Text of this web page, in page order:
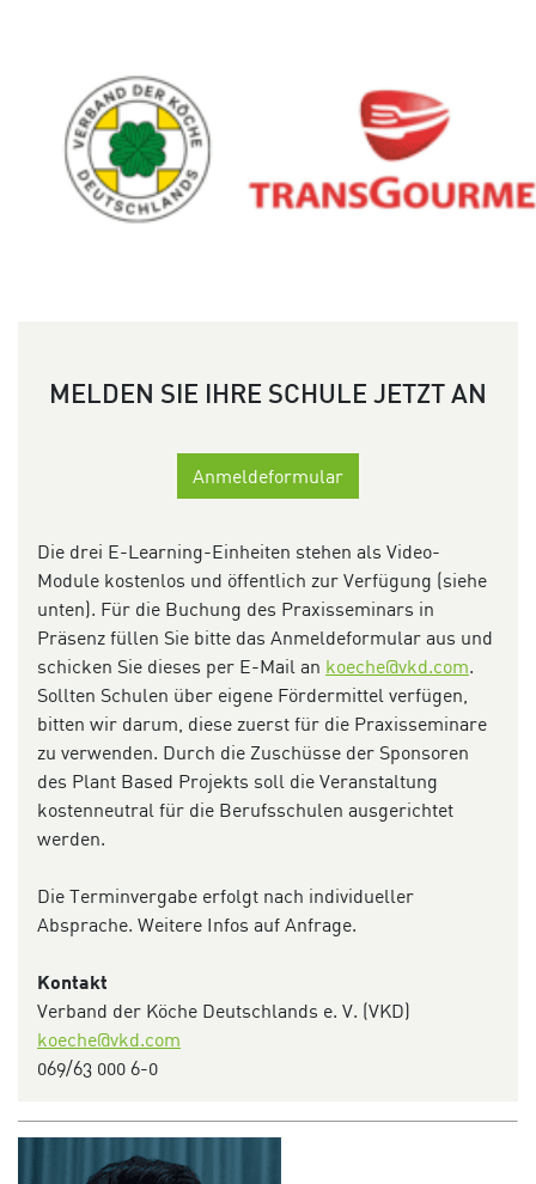
MELDEN SIE IHRE SCHULE JETZT AN
Anmeldeformular
Die drei E-Learning-Einheiten stehen als Video-
Module kostenlos und öffentlich zur Verfügung (siehe
unten). Für die Buchung des Praxisseminars in
Präsenz füllen Sie bitte das Anmeldeformular aus und
schicken Sie dieses per E-Mail an koeche@vkd.com.
Sollten Schulen über eigene Fördermittel verfügen,
bitten wir darum, diese zuerst für die Praxisseminare
zu verwenden. Durch die Zuschüsse der Sponsoren
des Plant Based Projekts soll die Veranstaltung
kostenneutral für die Berufsschulen ausgerichtet
werden.
Die Terminvergabe erfolgt nach individueller
Absprache. Weitere Infos auf Anfrage.
Kontakt
Verband der Köche Deutschlands e. V. (VKD)
koeche@vkd.com
069/63 000 6-0